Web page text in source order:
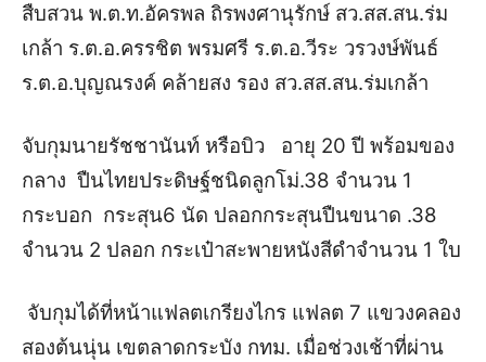
สืบสวน พ.ต.ท.อัครพล ถิรพงศานุรักษ์ สว.สส.สน.ร่ม
เกล้า ร.ต.อ.ครรชิต พรมศรี ร.ต.อ.วีระ วรวงษ์พันธ์
ร.ต.อ.บุญณรงค์ คล้ายสง รอง สว.สส.สน.ร่มเกล้า
จับกุมนายรัชชานันท์ หรือบิว อายุ 20 ปี พร้อมของ
กลาง ปืนไทยประดิษฐ์ชนิดลูกโม่.38 จำนวน 1
กระบอก กระสุน6 นัด ปลอกกระสุนปืนขนาด .38
จำนวน 2 ปลอก กระเป๋าสะพายหนังสีดำจำนวน 1 ใบ
จับกุมได้ที่หน้าแฟลตเกรียงไกร แฟลต 7 แขวงคลอง
สองต้นนุ่น เขตลาดกระบัง กทม. เมื่อช่วงเช้าที่ผ่าน